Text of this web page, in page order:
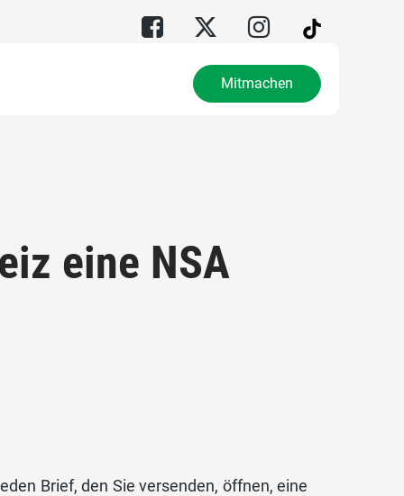
Mitmachen
eine NSA
Brief, den Sie versenden, öffnen, eine